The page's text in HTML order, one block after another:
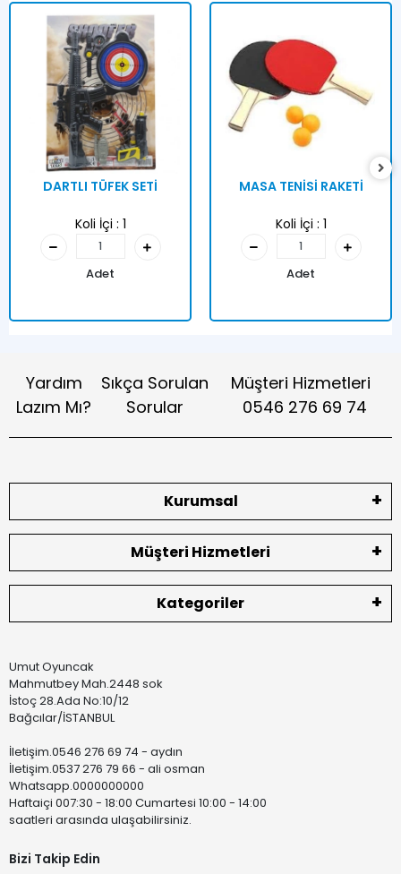
DARTLI TÜFEK SETİ
Koli İçi : 1
Adet
MASA TENİSİ RAKETİ
Koli İçi : 1
Adet
Yardım
Lazım Mı?
Sıkça Sorulan
Sorular
Müşteri Hizmetleri
0546 276 69 74
Kurumsal
Müşteri Hizmetleri
Kategoriler
Umut Oyuncak
Mahmutbey Mah.2448 sok
İstoç 28.Ada No:10/12
Bağcılar/İSTANBUL
İletişim.0546 276 69 74 - aydın
İletişim.0537 276 79 66 - ali osman
Whatsapp.0000000000
Haftaiçi 007:30 - 18:00 Cumartesi 10:00 - 14:00
saatleri arasında ulaşabilirsiniz.
Bizi Takip Edin